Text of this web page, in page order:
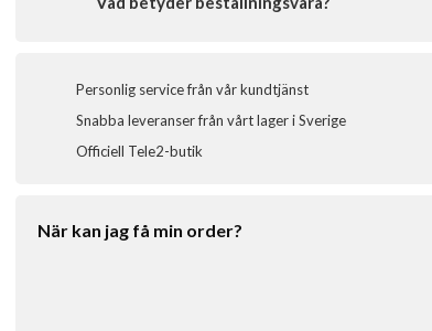
Personlig service från vår kundtjänst
Snabba leveranser från vårt lager i Sverige
Officiell Tele2-butik
När kan jag få min order?